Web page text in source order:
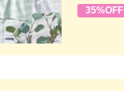
35%OFF